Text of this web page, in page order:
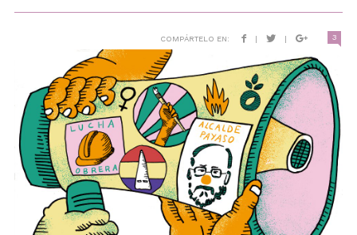
COMPÁRTELO EN: | | 3